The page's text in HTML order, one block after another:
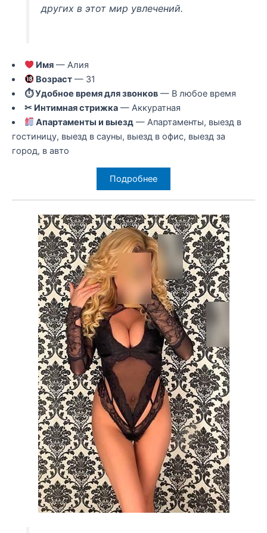
других в этот мир увлечений.
Имя — Алия
Возраст — 31
⏱ Удобное время для звонков— В любое время
✂ Интимная стрижка— Аккуратная
Апартаменты и выезд — Апартаменты, выезд в
гостиницу, выезд в сауны, выезд в офис, выезд за
город, в авто
Подробнее